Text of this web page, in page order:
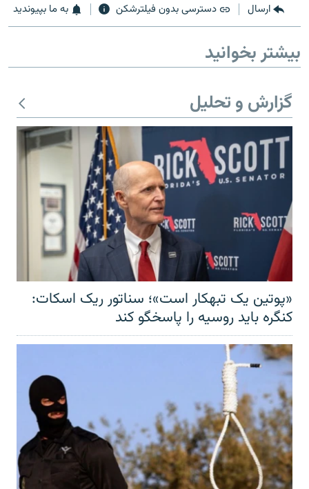
ارسال دسترسی بدون فیلترشکن به ما بپیوندید
بیشتر بخوانید
گزارش و تحلیل
«پوتین یک تبهکار است»؛ سناتور ریک اسکات:
کنگره باید روسیه را پاسخگو کند